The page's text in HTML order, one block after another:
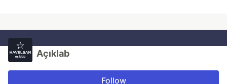
Açıklab
Follow